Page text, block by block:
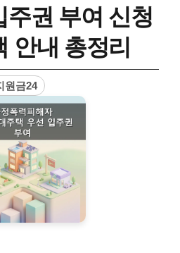
주권 부여 신청
안내 총정리
원금24